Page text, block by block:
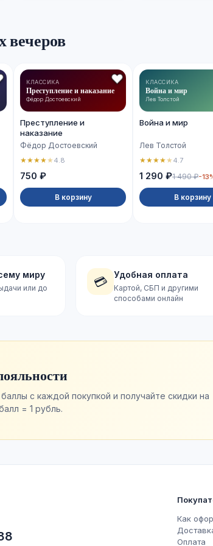
вечеров
КЛАССИКА
Преступление и наказание
Фёдор Достоевский
Преступление и
наказание
Фёдор Достоевский
★★★★★4.8
750 ₽
В корзину
КЛАССИКА
Война и мир
Лев Толстой
Война и мир
Лев Толстой
★★★★★4.7
1 290 ₽1 490 ₽-
В корзину
миру
или до
💳 Удобная оплата
Картой, СБП и другими
способами онлайн
с каждой покупкой и получайте скидки на
= 1 рубль.
Как
Оплата